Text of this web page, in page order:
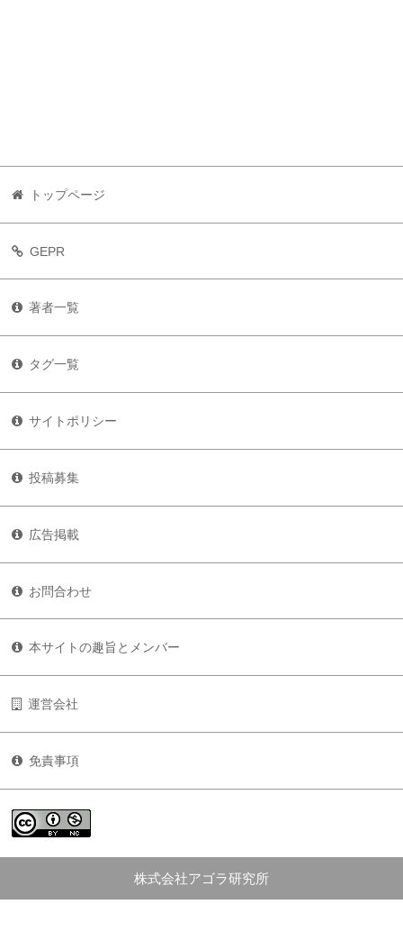
トップページ
GEPR
著者一覧
タグ一覧
サイトポリシー
投稿募集
広告掲載
お問合わせ
本サイトの趣旨とメンバー
運営会社
免責事項
株式会社アゴラ研究所